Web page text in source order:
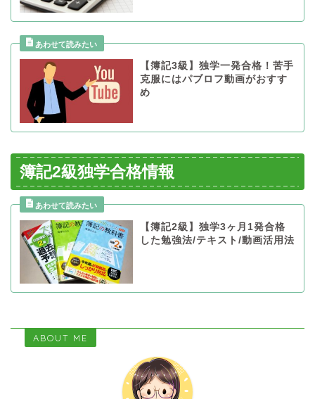
【簿記3級】独学一発合格！苦手
克服にはパブロフ動画がおすす
め
簿記2級独学合格情報
【簿記2級】独学3ヶ月1発合格
した勉強法/テキスト/動画活用法
ABOUT ME